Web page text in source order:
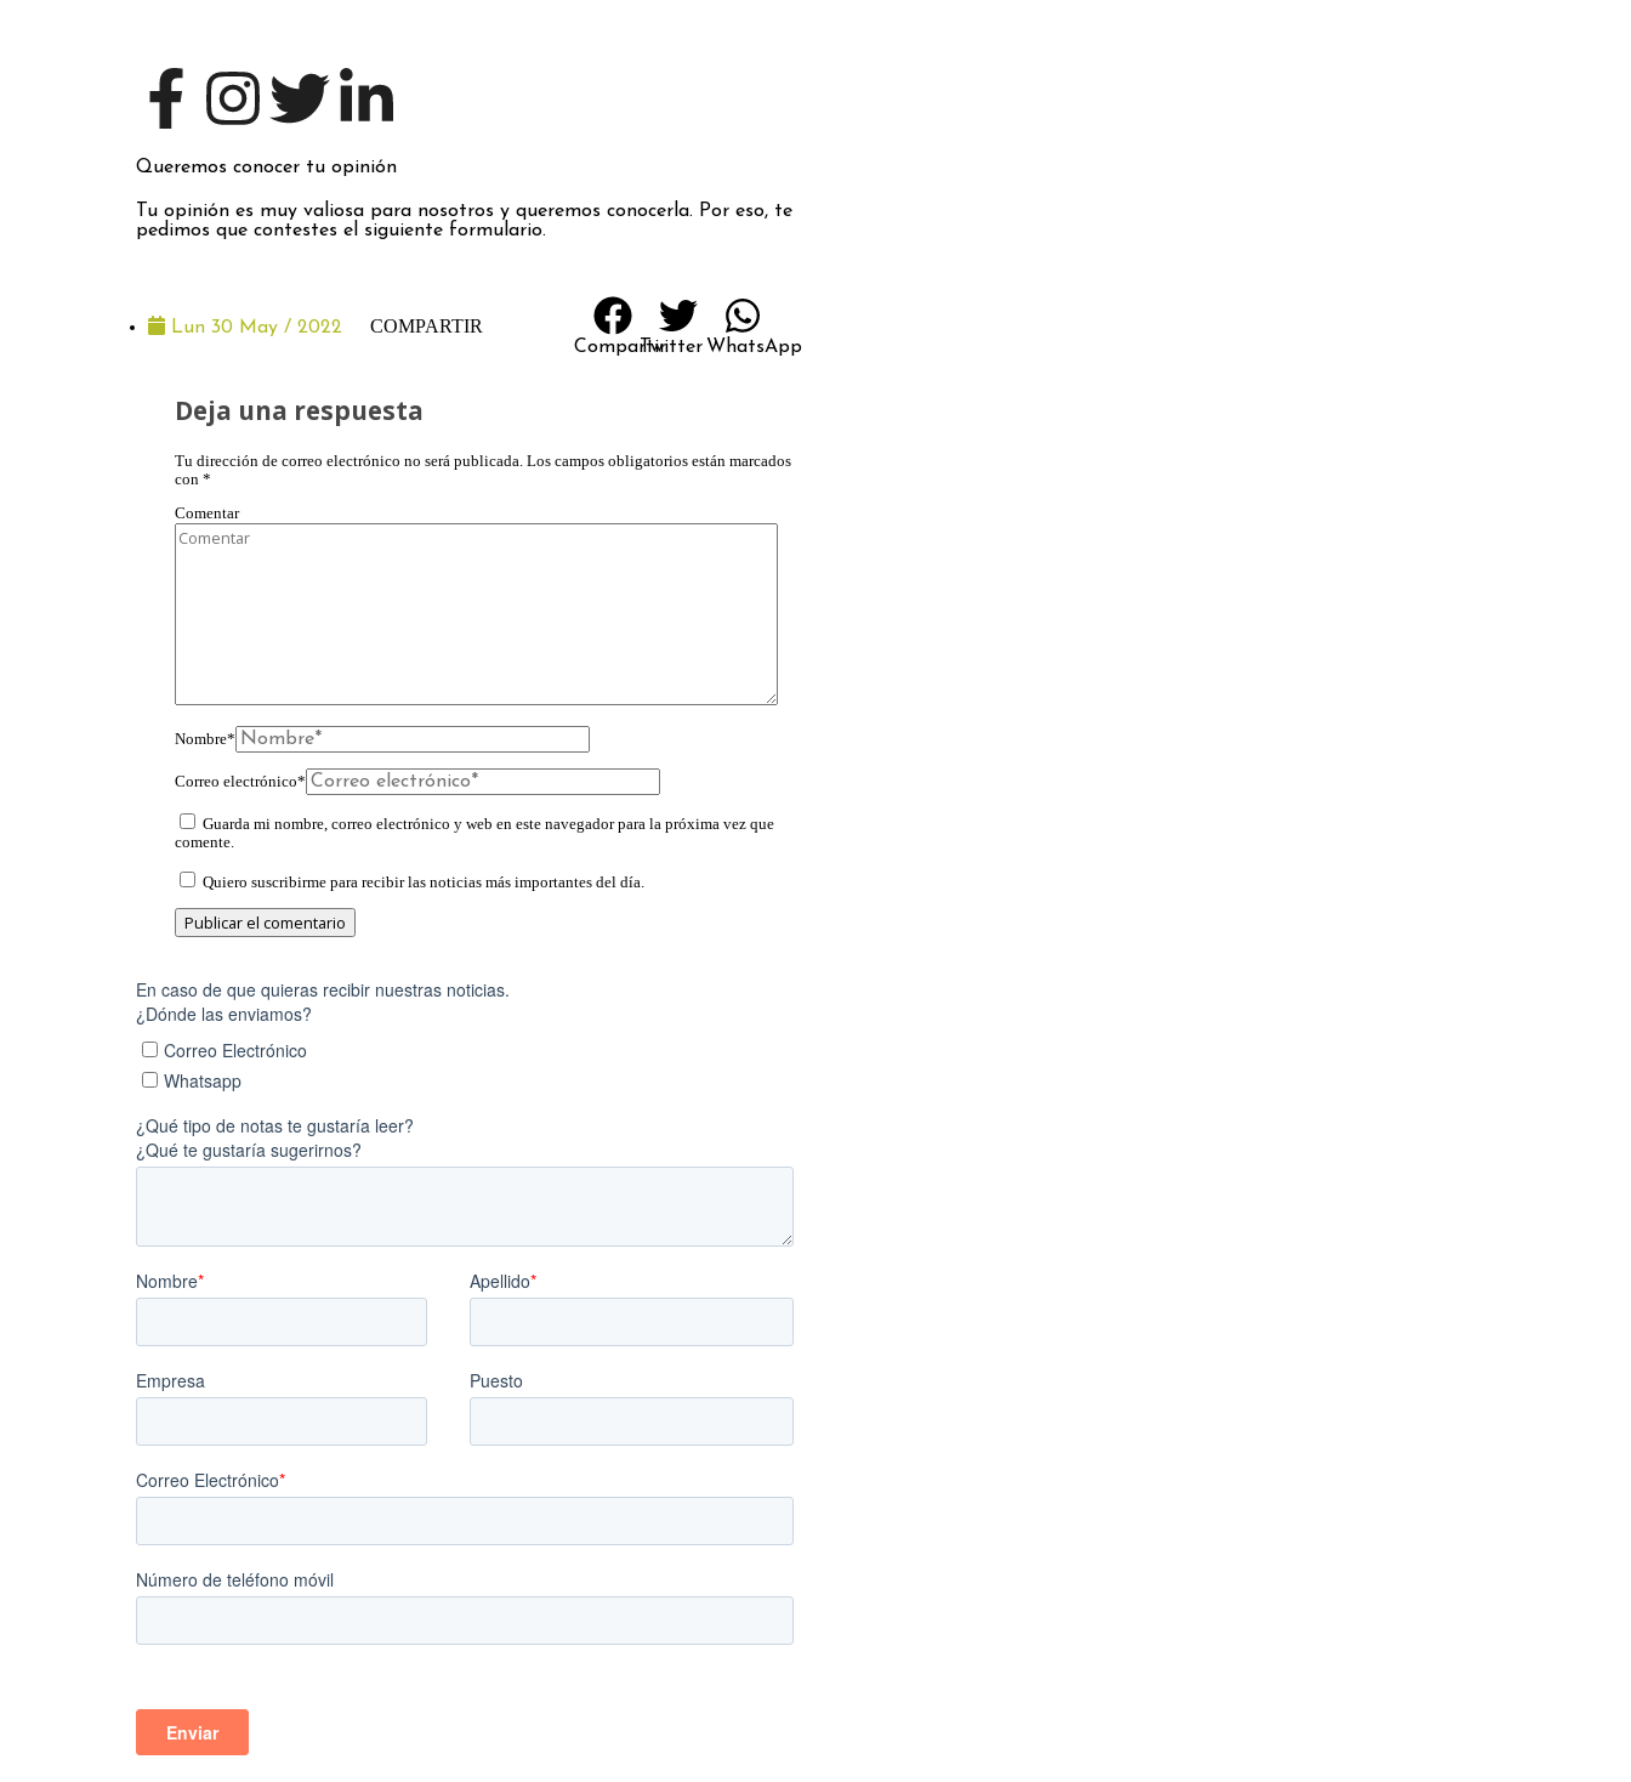
Queremos conocer tu opinión
Tu opinión es muy valiosa para nosotros y queremos conocerla. Por eso, te
pedimos que contestes el siguiente formulario.
Lun 30 May / 2022 COMPARTIR
CompartirTwitter WhatsApp
Deja una respuesta
Tu dirección de correo electrónico no será publicada. Los campos obligatorios están marcados
con *
Comentar
Nombre*
Correo electrónico*
Guarda mi nombre, correo electrónico y web en este navegador para la próxima vez que
comente.
Quiero suscribirme para recibir las noticias más importantes del día.